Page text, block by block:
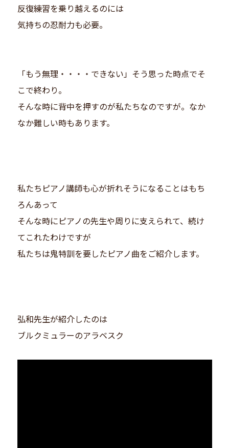
反復練習を乗り越えるのには
気持ちの忍耐力も必要。
「もう無理・・・・できない」そう思った時点でそ
こで終わり。
そんな時に背中を押すのが私たちなのですが。なか
なか難しい時もあります。
私たちピアノ講師も心が折れそうになることはもち
ろんあって
そんな時にピアノの先生や周りに支えられて、続け
てこれたわけですが
私たちは鬼特訓を要したピアノ曲をご紹介します。
弘和先生が紹介したのは
ブルクミュラーのアラベスク